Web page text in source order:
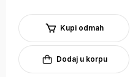
Kupi odmah
Dodaj u korpu